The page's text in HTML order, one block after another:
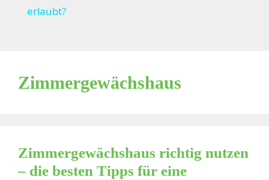
V
d
erlaubt?
Zimmergewächshaus
Zimmergewächshaus richtig nutzen
– die besten Tipps für eine